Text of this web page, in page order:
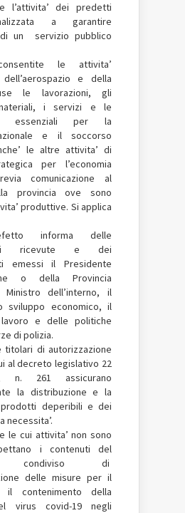
l’attivita’ dei predetti
a garantire
di un servizio pubblico
le attivita’
dell’aerospazio e della
le lavorazioni, gli
i servizi e le
essenziali per la
e il soccorso
le altre attivita’ di
per l’economia
comunicazione al
provincia ove sono
produttive. Si applica
informa delle
ricevute e dei
emessi il Presidente
o della Provincia
dell’interno, il
sviluppo economico, il
e delle politiche
di polizia.
titolari di autorizzazione
al decreto legislativo 22
n. 261 assicurano
la distribuzione e la
deperibili e dei
necessita’.
le cui attivita’ non sono
i contenuti del
condiviso di
delle misure per il
contenimento della
virus covid-19 negli